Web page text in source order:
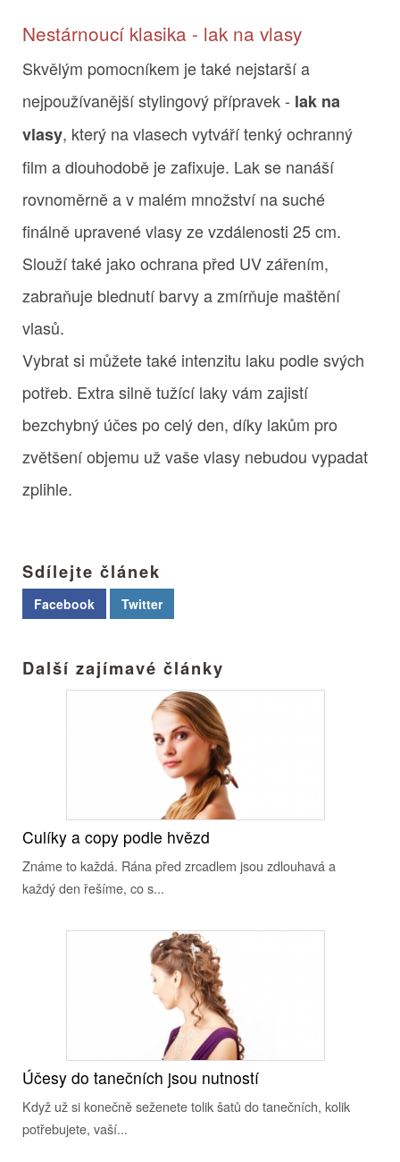
Nestárnoucí klasika - lak na vlasy
Skvělým pomocníkem je také nejstarší a
nejpoužívanější stylingový přípravek - lak na
vlasy, který na vlasech vytváří tenký ochranný
film a dlouhodobě je zafixuje. Lak se nanáší
rovnoměrně a v malém množství na suché
finálně upravené vlasy ze vzdálenosti 25 cm.
Slouží také jako ochrana před UV zářením,
zabraňuje blednutí barvy a zmírňuje maštění
vlasů.
Vybrat si můžete také intenzitu laku podle svých
potřeb. Extra silně tužící laky vám zajistí
bezchybný účes po celý den, díky lakům pro
zvětšení objemu už vaše vlasy nebudou vypadat
zplihle.
Sdílejte článek
Facebook Twitter
Další zajímavé články
Culíky a copy podle hvězd
Známe to každá. Rána před zrcadlem jsou zdlouhavá a
každý den řešíme, co s...
Účesy do tanečních jsou nutností
Když už si konečně seženete tolik šatů do tanečních, kolik
potřebujete, vaší...